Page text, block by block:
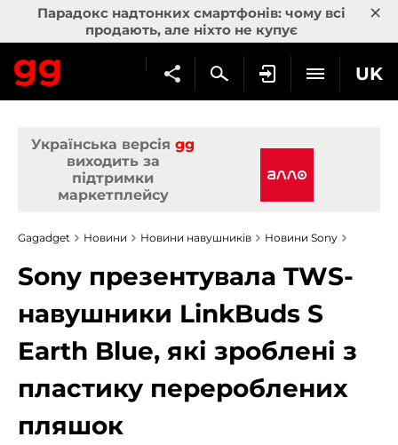
Парадокс надтонких смартфонів: чому всі
продають, але ніхто не купує
×
UK
Українська версія gg
виходить за
підтримки
маркетплейсу
Gagadget Новини Новини навушників Новини Sony
Sony презентувала TWS-
навушники LinkBuds S
Earth Blue, які зроблені з
пластику перероблених
пляшок